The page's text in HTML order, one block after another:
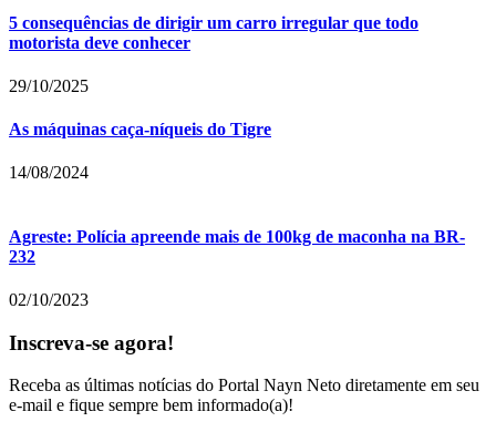
5 consequências de dirigir um carro irregular que todo
motorista deve conhecer
29/10/2025
As máquinas caça-níqueis do Tigre
14/08/2024
Agreste: Polícia apreende mais de 100kg de maconha na BR-
232
02/10/2023
Inscreva-se agora!
Receba as últimas notícias do Portal Nayn Neto diretamente em seu
e-mail e fique sempre bem informado(a)!